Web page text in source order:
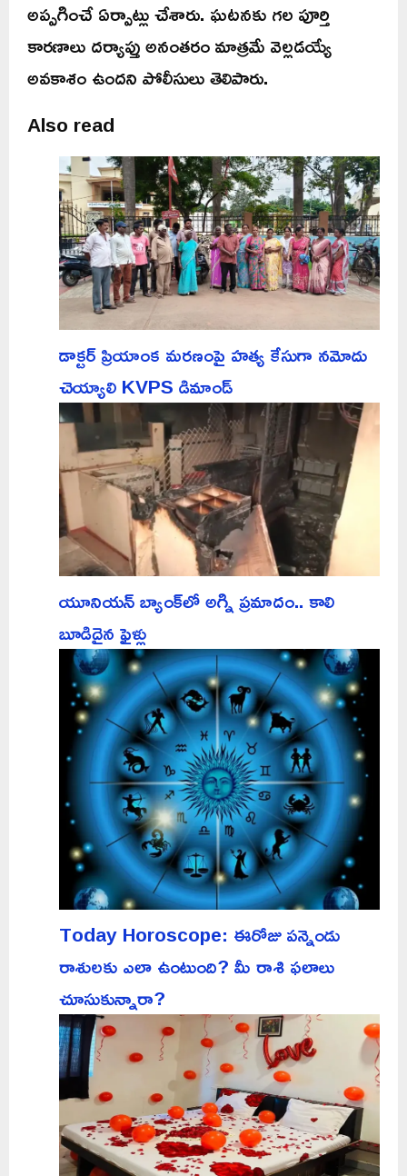
అప్పగించే ఏర్పాట్లు చేశారు. ఘటనకు గల పూర్తి
కారణాలు దర్యాప్తు అనంతరం మాత్రమే వెల్లడయ్యే
అవకాశం ఉందని పోలీసులు తెలిపారు.
Also read
డాక్టర్ ప్రియాంక మరణంపై హత్య కేసుగా నమోదు
చెయ్యాలి KVPS డిమాండ్
యూనియన్ బ్యాంక్‌లో అగ్ని ప్రమాదం.. కాలి
బూడిదైన ఫైళ్లు
Today Horoscope: ఈరోజు పన్నెండు
రాశులకు ఎలా ఉంటుంది? మీ రాశి ఫలాలు
చూసుకున్నారా?